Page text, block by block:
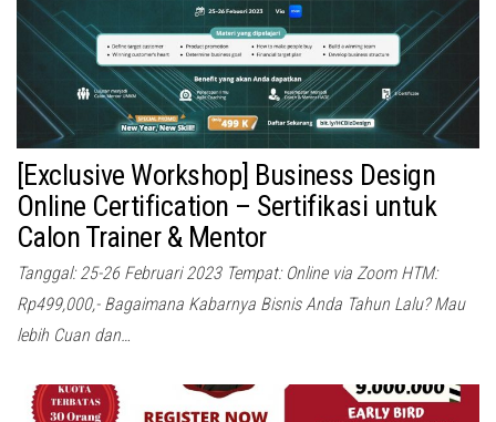
[Exclusive Workshop] Business Design
Online Certification – Sertifikasi untuk
Calon Trainer & Mentor
Tanggal: 25-26 Februari 2023 Tempat: Online via Zoom HTM:
Rp499,000,- Bagaimana Kabarnya Bisnis Anda Tahun Lalu? Mau
lebih Cuan dan…